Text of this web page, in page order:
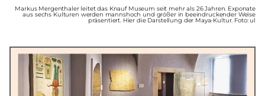
Markus Mergenthaler leitet das Knauf Museum seit mehr als 26 Jahren. Exponate
aus sechs Kulturen werden mannshoch und größer in beeindruckender Weise
präsentiert. Hier die Darstellung der Maya-Kultur. Foto: ul